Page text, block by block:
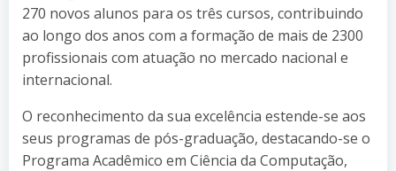
270 novos alunos para os três cursos, contribuindo
ao longo dos anos com a formação de mais de 2300
profissionais com atuação no mercado nacional e
internacional.
O reconhecimento da sua excelência estende-se aos
seus programas de pós-graduação, destacando-se o
Programa Acadêmico em Ciência da Computação,